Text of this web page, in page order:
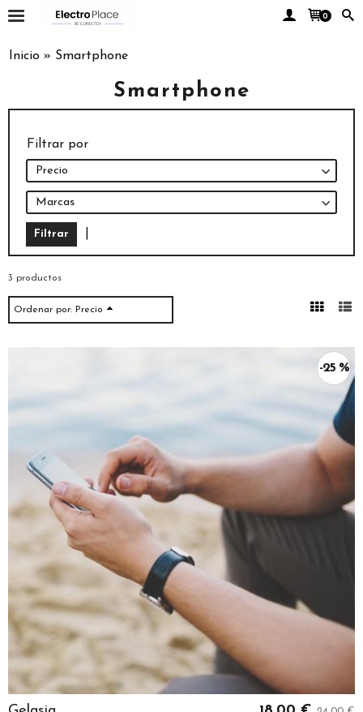
0
Inicio » Smartphone
Smartphone
Filtrar por
Precio
Marcas
3 productos
Ordenar por: Precio
-25 %